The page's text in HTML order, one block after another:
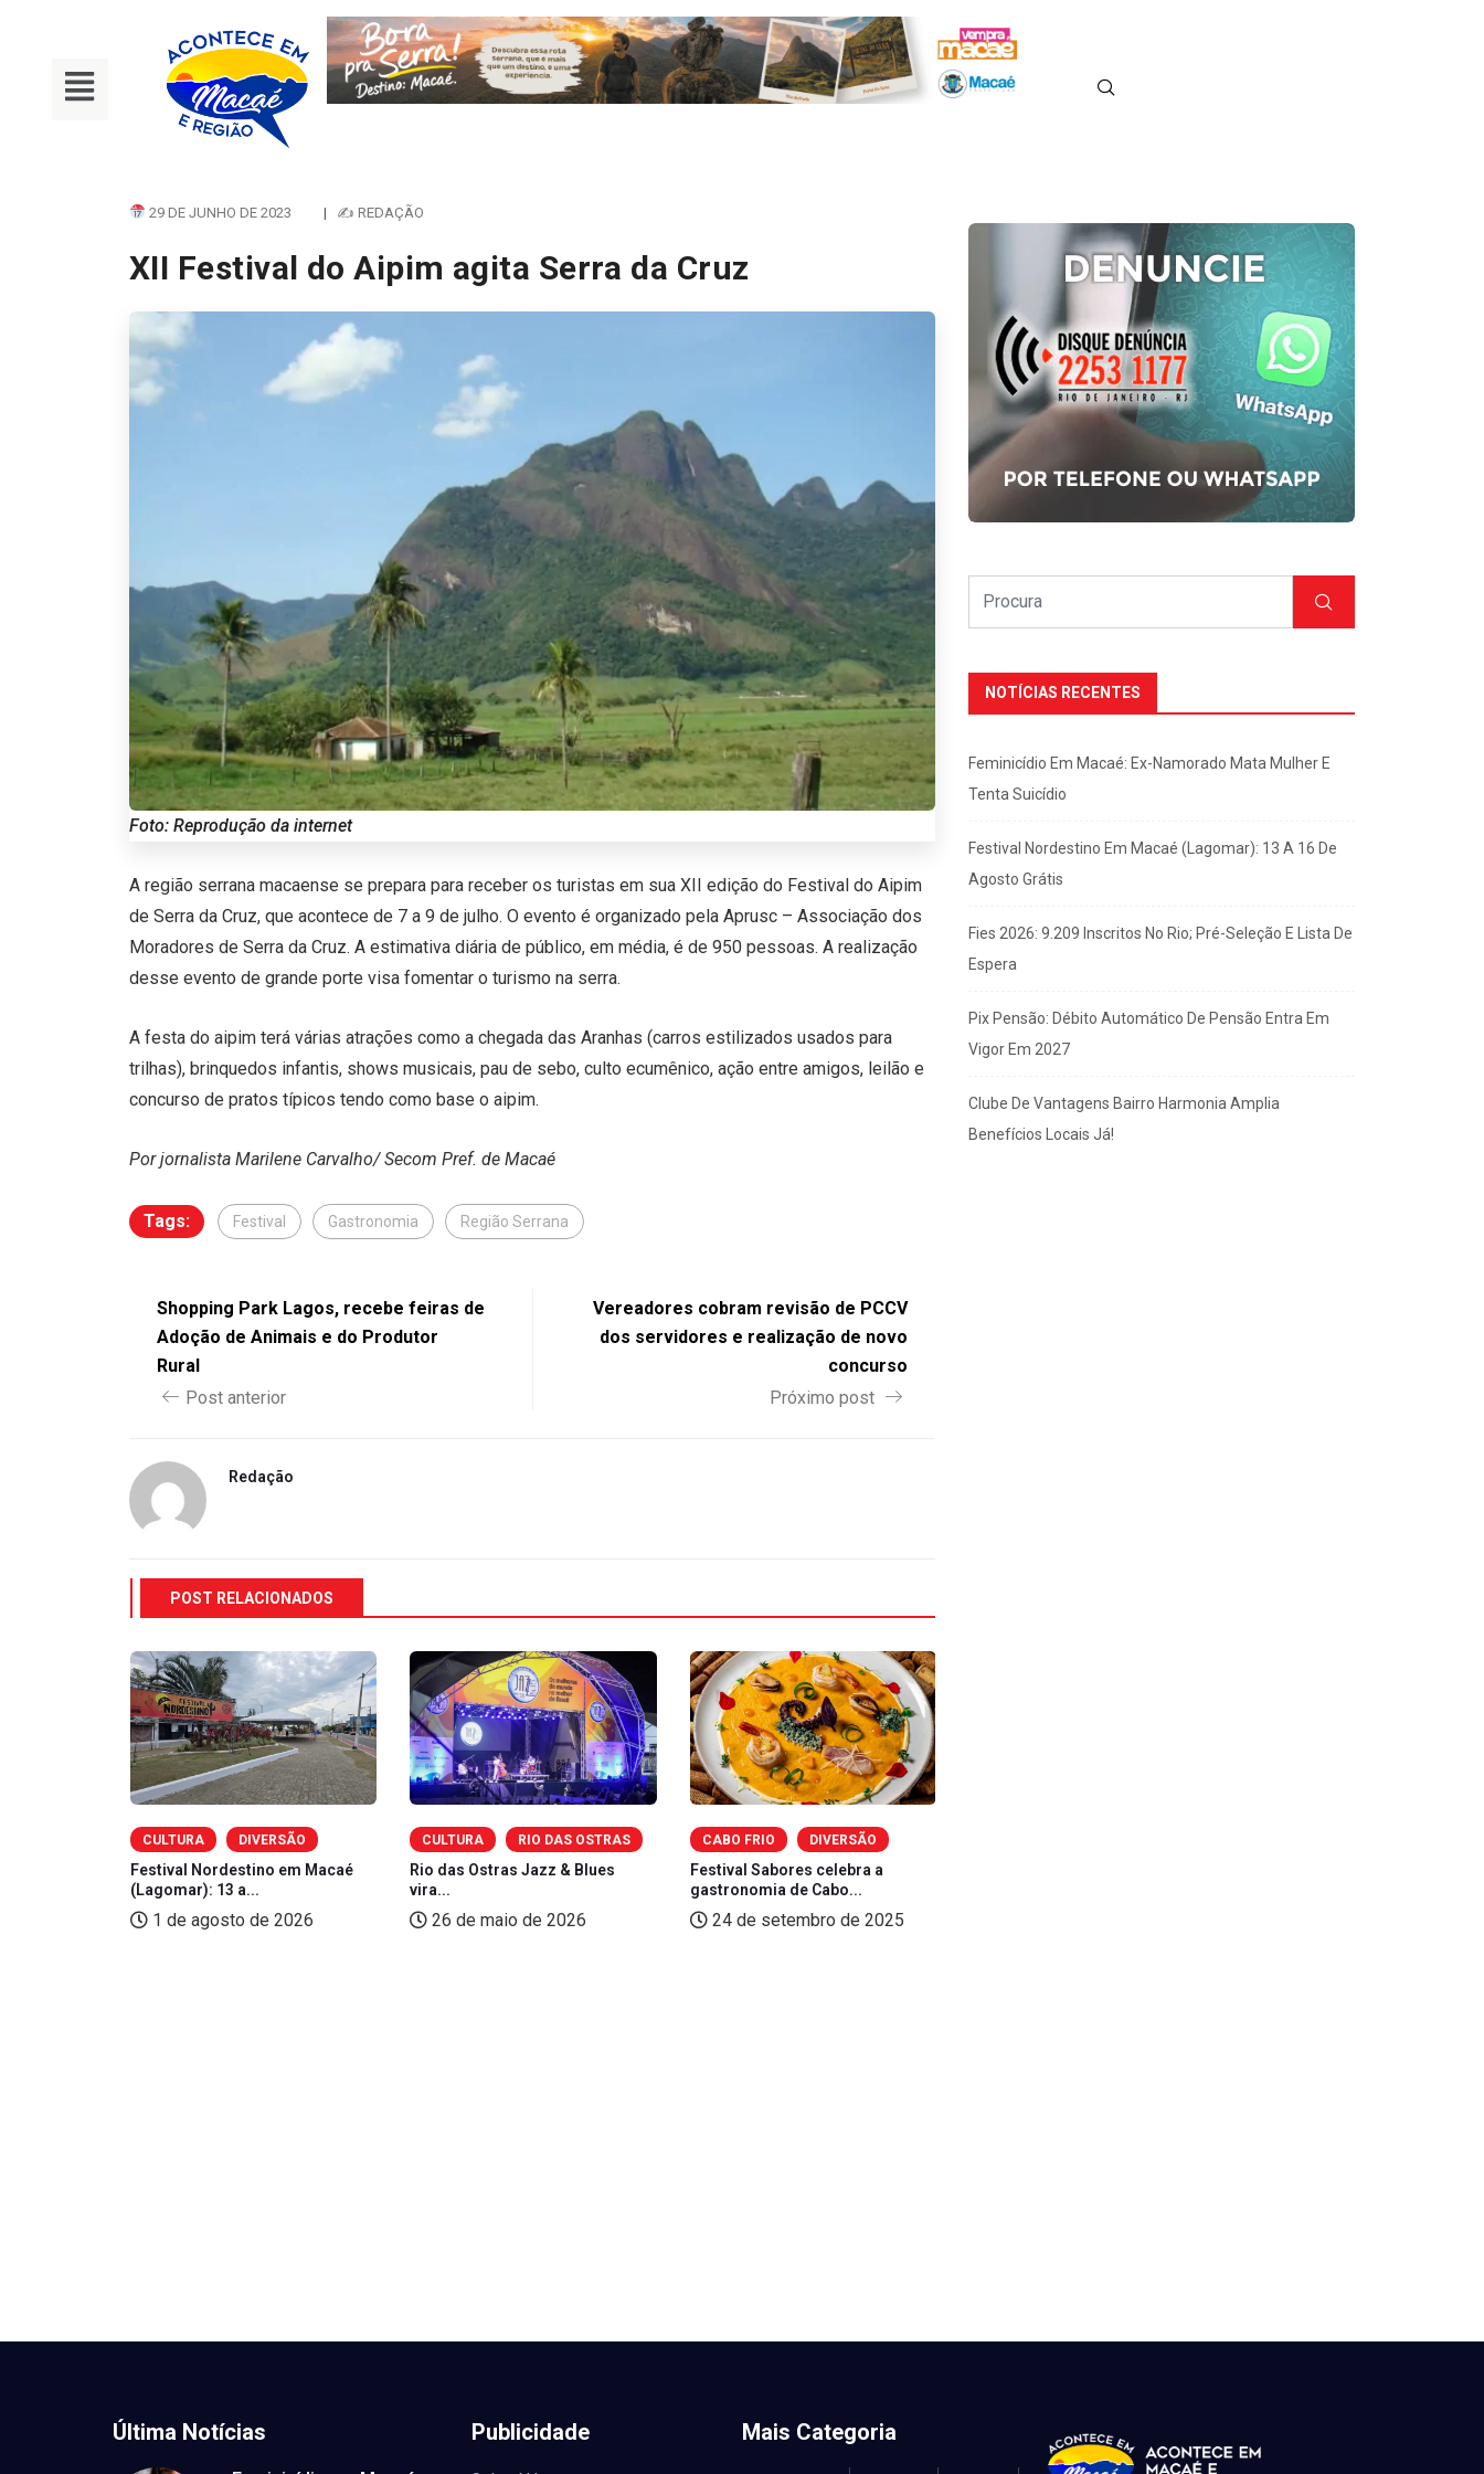
29 DE JUNHO DE 2023 | ✍ REDAÇÃO
XII Festival do Aipim agita Serra da Cruz
Foto: Reprodução da internet
A região serrana macaense se prepara para receber os turistas em sua XII edição do Festival do Aipim
de Serra da Cruz, que acontece de 7 a 9 de julho. O evento é organizado pela Aprusc – Associação dos
Moradores de Serra da Cruz. A estimativa diária de público, em média, é de 950 pessoas. A realização
desse evento de grande porte visa fomentar o turismo na serra.
A festa do aipim terá várias atrações como a chegada das Aranhas (carros estilizados usados para
trilhas), brinquedos infantis, shows musicais, pau de sebo, culto ecumênico, ação entre amigos, leilão e
concurso de pratos típicos tendo como base o aipim.
Por jornalista Marilene Carvalho/ Secom Pref. de Macaé
Tags: Festival Gastronomia Região Serrana
Shopping Park Lagos, recebe feiras de
Adoção de Animais e do Produtor
Rural
Post anterior
Vereadores cobram revisão de PCCV
dos servidores e realização de novo
concurso
Próximo post
Redação
POST RELACIONADOS
CULTURA DIVERSÃO
Festival Nordestino em Macaé
(Lagomar): 13 a...
1 de agosto de 2026
CULTURA RIO DAS OSTRAS
Rio das Ostras Jazz & Blues
vira...
26 de maio de 2026
CABO FRIO DIVERSÃO
Festival Sabores celebra a
gastronomia de Cabo...
24 de setembro de 2025
NOTÍCIAS RECENTES
Feminicídio Em Macaé: Ex-Namorado Mata Mulher E
Tenta Suicídio
Festival Nordestino Em Macaé (Lagomar): 13 A 16 De
Agosto Grátis
Fies 2026: 9.209 Inscritos No Rio; Pré-Seleção E Lista De
Espera
Pix Pensão: Débito Automático De Pensão Entra Em
Vigor Em 2027
Clube De Vantagens Bairro Harmonia Amplia
Benefícios Locais Já!
Última Notícias Publicidade Mais Categoria